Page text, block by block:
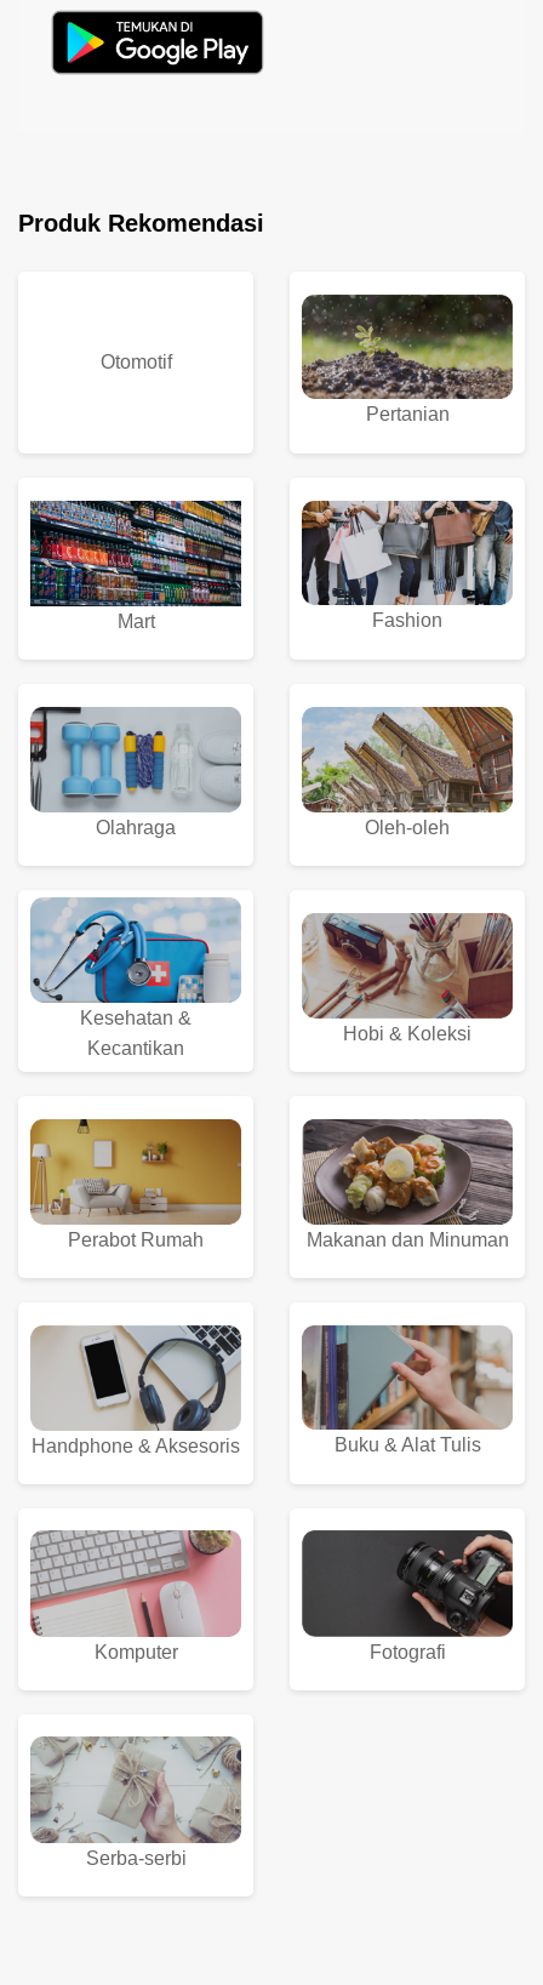
Produk Rekomendasi
Otomotif
Pertanian
Mart Fashion
Olahraga Oleh-oleh
Kesehatan &
Kecantikan
Hobi & Koleksi
Perabot Rumah Makanan dan Minuman
Handphone & Aksesoris Buku & Alat Tulis
Komputer Fotografi
Serba-serbi